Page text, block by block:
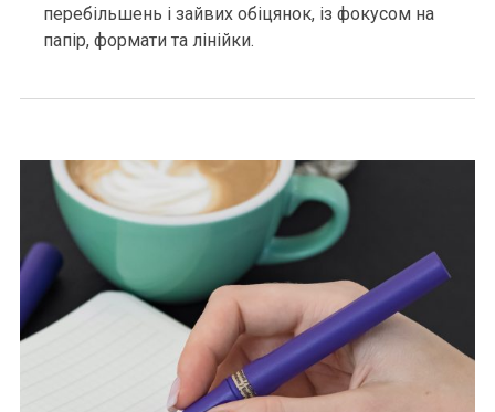
перебільшень і зайвих обіцянок, із фокусом на
папір, формати та лінійки.